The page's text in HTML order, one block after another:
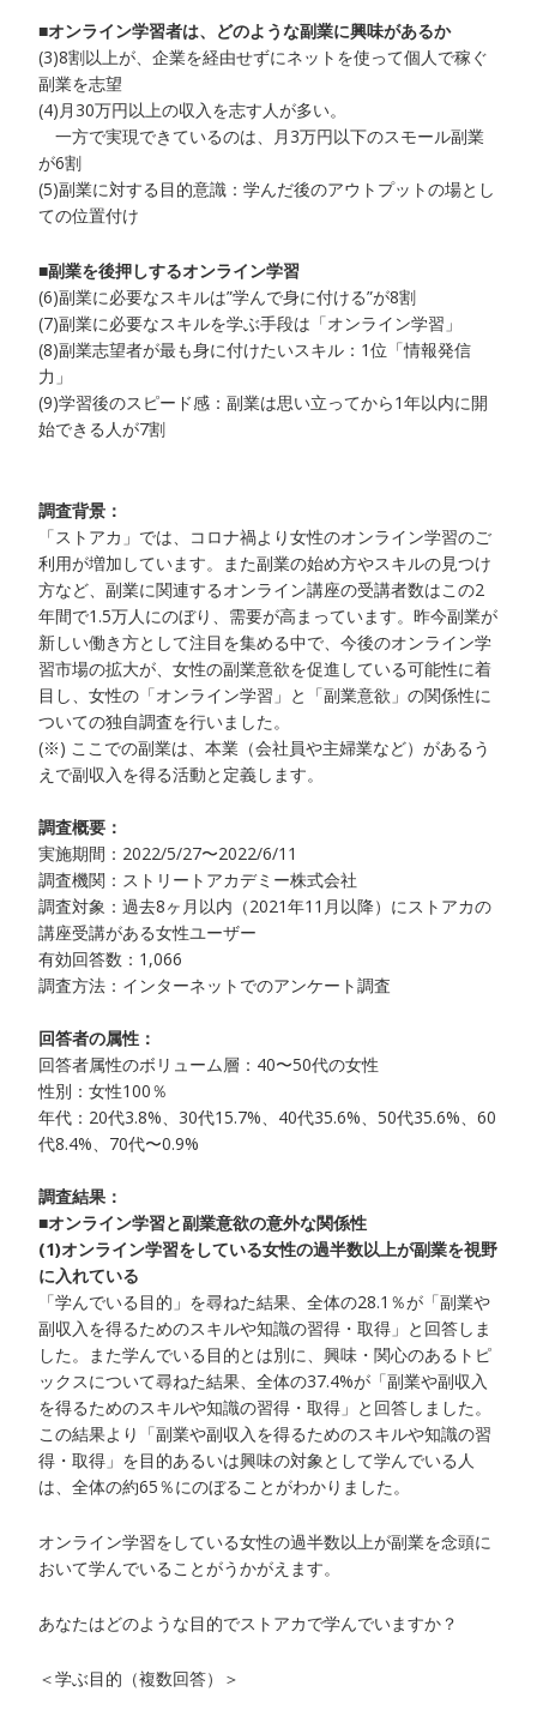
■オンライン学習者は、どのような副業に興味があるか
(3)8割以上が、企業を経由せずにネットを使って個人で稼ぐ
副業を志望
(4)月30万円以上の収入を志す人が多い。
一方で実現できているのは、月3万円以下のスモール副業
が6割
(5)副業に対する目的意識：学んだ後のアウトプットの場とし
ての位置付け
■副業を後押しするオンライン学習
(6)副業に必要なスキルは”学んで身に付ける”が8割
(7)副業に必要なスキルを学ぶ手段は「オンライン学習」
(8)副業志望者が最も身に付けたいスキル：1位「情報発信
力」
(9)学習後のスピード感：副業は思い立ってから1年以内に開
始できる人が7割
調査背景：
「ストアカ」では、コロナ禍より女性のオンライン学習のご
利用が増加しています。また副業の始め方やスキルの見つけ
方など、副業に関連するオンライン講座の受講者数はこの2
年間で1.5万人にのぼり、需要が高まっています。昨今副業が
新しい働き方として注目を集める中で、今後のオンライン学
習市場の拡大が、女性の副業意欲を促進している可能性に着
目し、女性の「オンライン学習」と「副業意欲」の関係性に
ついての独自調査を行いました。
(※) ここでの副業は、本業（会社員や主婦業など）があるう
えで副収入を得る活動と定義します。
調査概要：
実施期間：2022/5/27〜2022/6/11
調査機関：ストリートアカデミー株式会社
調査対象：過去8ヶ月以内（2021年11月以降）にストアカの
講座受講がある女性ユーザー
有効回答数：1,066
調査方法：インターネットでのアンケート調査
回答者の属性：
回答者属性のボリューム層：40〜50代の女性
性別：女性100％
年代：20代3.8%、30代15.7%、40代35.6%、50代35.6%、60
代8.4%、70代〜0.9%
調査結果：
■オンライン学習と副業意欲の意外な関係性
(1)オンライン学習をしている女性の過半数以上が副業を視野
に入れている
「学んでいる目的」を尋ねた結果、全体の28.1％が「副業や
副収入を得るためのスキルや知識の習得・取得」と回答しま
した。また学んでいる目的とは別に、興味・関心のあるトピ
ックスについて尋ねた結果、全体の37.4%が「副業や副収入
を得るためのスキルや知識の習得・取得」と回答しました。
この結果より「副業や副収入を得るためのスキルや知識の習
得・取得」を目的あるいは興味の対象として学んでいる人
は、全体の約65％にのぼることがわかりました。
オンライン学習をしている女性の過半数以上が副業を念頭に
おいて学んでいることがうかがえます。
あなたはどのような目的でストアカで学んでいますか？
＜学ぶ目的（複数回答）＞